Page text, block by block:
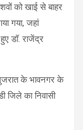
को खाई से बाहर
गया, जहां
डॉ. राजेंद्र
के भावनगर के
जिले का निवासी